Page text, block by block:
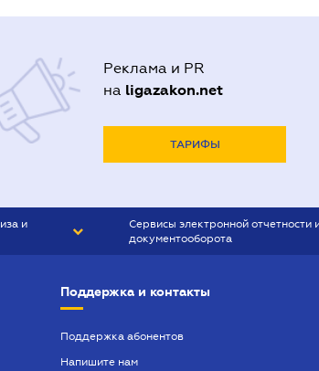
Реклама и PR
на ligazakon.net
ТАРИФЫ
и
Сервисы электронной отчетности
документооборота
Поддержка и контакты
Поддержка абонентов
Напишите нам